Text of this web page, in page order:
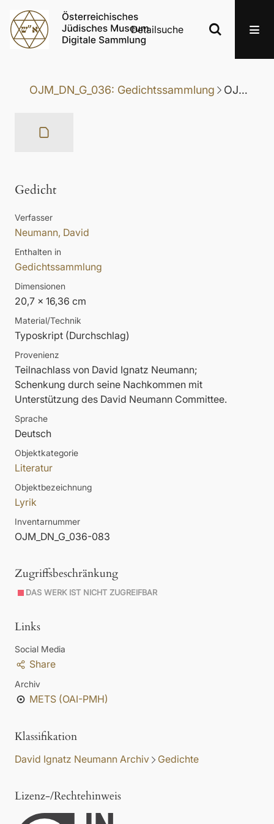
Detailsuche
OJM_DN_G_036: Gedichtssammlung OJM_DN_G_036-083: Gedicht
Gedicht
Verfasser
Neumann, David
Enthalten in
Gedichtssammlung
Dimensionen
20,7 x 16,36 cm
Material/Technik
Typoskript (Durchschlag)
Provenienz
Teilnachlass von David Ignatz Neumann;
Schenkung durch seine Nachkommen mit
Unterstützung des David Neumann Committee.
Sprache
Deutsch
Objektkategorie
Literatur
Objektbezeichnung
Lyrik
Inventarnummer
OJM_DN_G_036-083
Zugriffsbeschränkung
DAS WERK IST NICHT ZUGREIFBAR
Links
Social Media
Share
Archiv
METS (OAI-PMH)
Klassifikation
David Ignatz Neumann Archiv Gedichte
Lizenz-/Rechtehinweis